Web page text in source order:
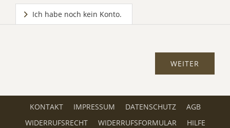
Ich habe noch kein Konto.
KONTAKT IMPRESSUM DATENSCHUTZ
AGB
WIDERRUFSRECHT
WIDERRUFSFORMULAR
HILFE